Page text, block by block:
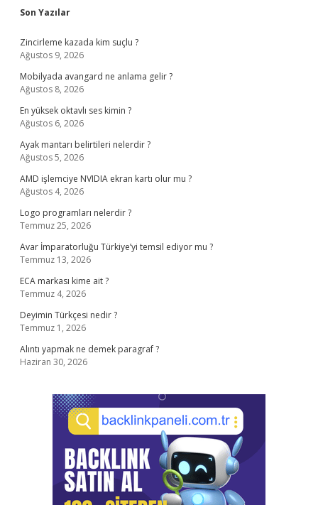
Sidebar
Son Yazılar
Zincirleme kazada kim suçlu ?
Ağustos 9, 2026
Mobilyada avangard ne anlama gelir ?
Ağustos 8, 2026
En yüksek oktavlı ses kimin ?
Ağustos 6, 2026
Ayak mantarı belirtileri nelerdir ?
Ağustos 5, 2026
AMD işlemciye NVIDIA ekran kartı olur mu ?
Ağustos 4, 2026
Logo programları nelerdir ?
Temmuz 25, 2026
Avar İmparatorluğu Türkiye’yi temsil ediyor mu ?
Temmuz 13, 2026
ECA markası kime ait ?
Temmuz 4, 2026
Deyimin Türkçesi nedir ?
Temmuz 1, 2026
Alıntı yapmak ne demek paragraf ?
Haziran 30, 2026